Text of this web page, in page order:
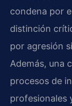
condena por
distinción
por agresión
Además, una
procesos de
profesionales